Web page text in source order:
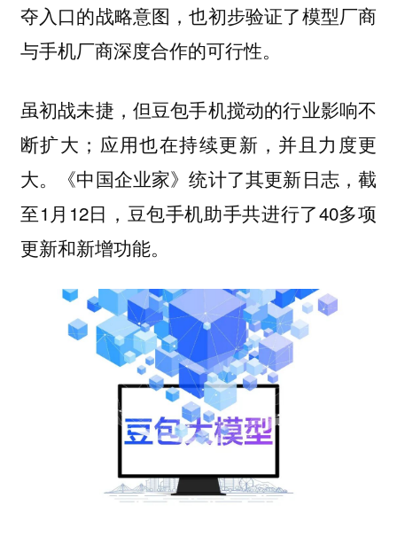
夺入口的战略意图，也初步验证了模型厂商
与手机厂商深度合作的可行性。
虽初战未捷，但豆包手机搅动的行业影响不
断扩大；应用也在持续更新，并且力度更
大。《中国企业家》统计了其更新日志，截
至1月12日，豆包手机助手共进行了40多项
更新和新增功能。